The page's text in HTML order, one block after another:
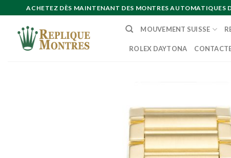
to
content
ACHETEZ DÈS MAINTENANT DES MONTRES AUTOMATIQUES
MOUVEMENT SUISSE
ROLEX DAYTONA